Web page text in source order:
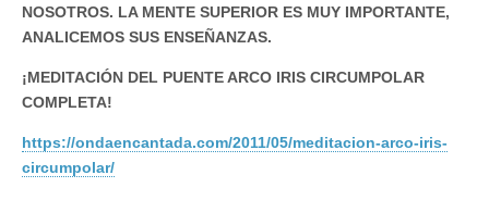
NOSOTROS. LA MENTE SUPERIOR ES MUY IMPORTANTE,
ANALICEMOS SUS ENSEÑANZAS.
¡MEDITACIÓN DEL PUENTE ARCO IRIS CIRCUMPOLAR
COMPLETA!
https://ondaencantada.com/2011/05/meditacion-arco-iris-
circumpolar/